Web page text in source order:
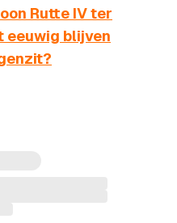
Rutte IV ter
eeuwig blijven